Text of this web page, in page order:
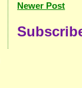
Newer Post